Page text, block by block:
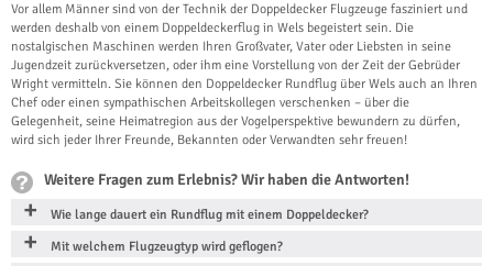
Vor allem Männer sind von der Technik der Doppeldecker Flugzeuge fasziniert und
werden deshalb von einem Doppeldeckerflug in Wels begeistert sein. Die
nostalgischen Maschinen werden Ihren Großvater, Vater oder Liebsten in seine
Jugendzeit zurückversetzen, oder ihm eine Vorstellung von der Zeit der Gebrüder
Wright vermitteln. Sie können den Doppeldecker Rundflug über Wels auch an Ihren
Chef oder einen sympathischen Arbeitskollegen verschenken – über die
Gelegenheit, seine Heimatregion aus der Vogelperspektive bewundern zu dürfen,
wird sich jeder Ihrer Freunde, Bekannten oder Verwandten sehr freuen!
Weitere Fragen zum Erlebnis? Wir haben die Antworten!
Wie lange dauert ein Rundflug mit einem Doppeldecker?
Mit welchem Flugzeugtyp wird geflogen?